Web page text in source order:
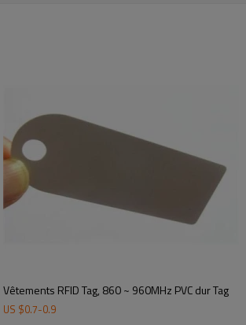
sévère
Vêtements RFID Tag, 860 ~ 960MHz PVC dur Tag
US $0.7-0.9